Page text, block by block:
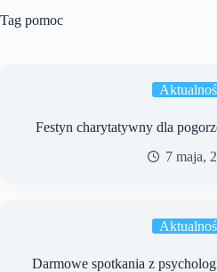
Tag pomoc
Festyn charytatywny dla
7 maja,
Darmowe spotkania z